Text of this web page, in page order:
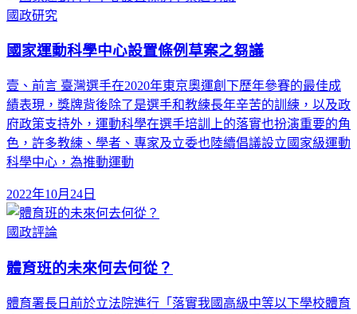
國政研究
國家運動科學中心設置條例草案之芻議
壹、前言 臺灣選手在2020年東京奧運創下歷年參賽的最佳成
績表現，獎牌背後除了是選手和教練長年辛苦的訓練，以及政
府政策支持外，運動科學在選手培訓上的落實也扮演重要的角
色，許多教練、學者、專家及立委也陸續倡議設立國家級運動
科學中心，為推動運動
2022年10月24日
國政評論
體育班的未來何去何從？
體育署長日前於立法院進行「落實我國高級中等以下學校體育